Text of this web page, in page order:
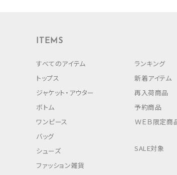
ITEMS
すべてのアイテム
トップス
ジャケット・アウター
ボトム
ワンピース
バッグ
シューズ
ファッション雑貨
ランキング
新着アイテム
再入荷商品
予約商品
ＷＥＢ限定商
SALE対象